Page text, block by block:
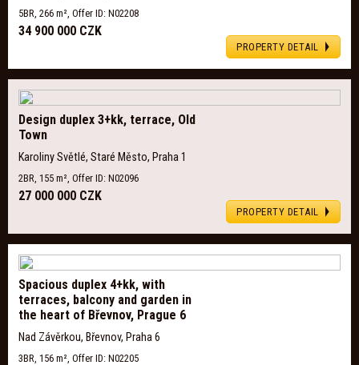
5BR, 266 m², Offer ID: N02208
34 900 000 CZK
PROPERTY DETAIL
Design duplex 3+kk, terrace, Old
Town
Karoliny Světlé, Staré Město, Praha 1
2BR, 155 m², Offer ID: N02096
27 000 000 CZK
PROPERTY DETAIL
Spacious duplex 4+kk, with
terraces, balcony and garden in
the heart of Břevnov, Prague 6
Nad Závěrkou, Břevnov, Praha 6
3BR, 156 m², Offer ID: N02205